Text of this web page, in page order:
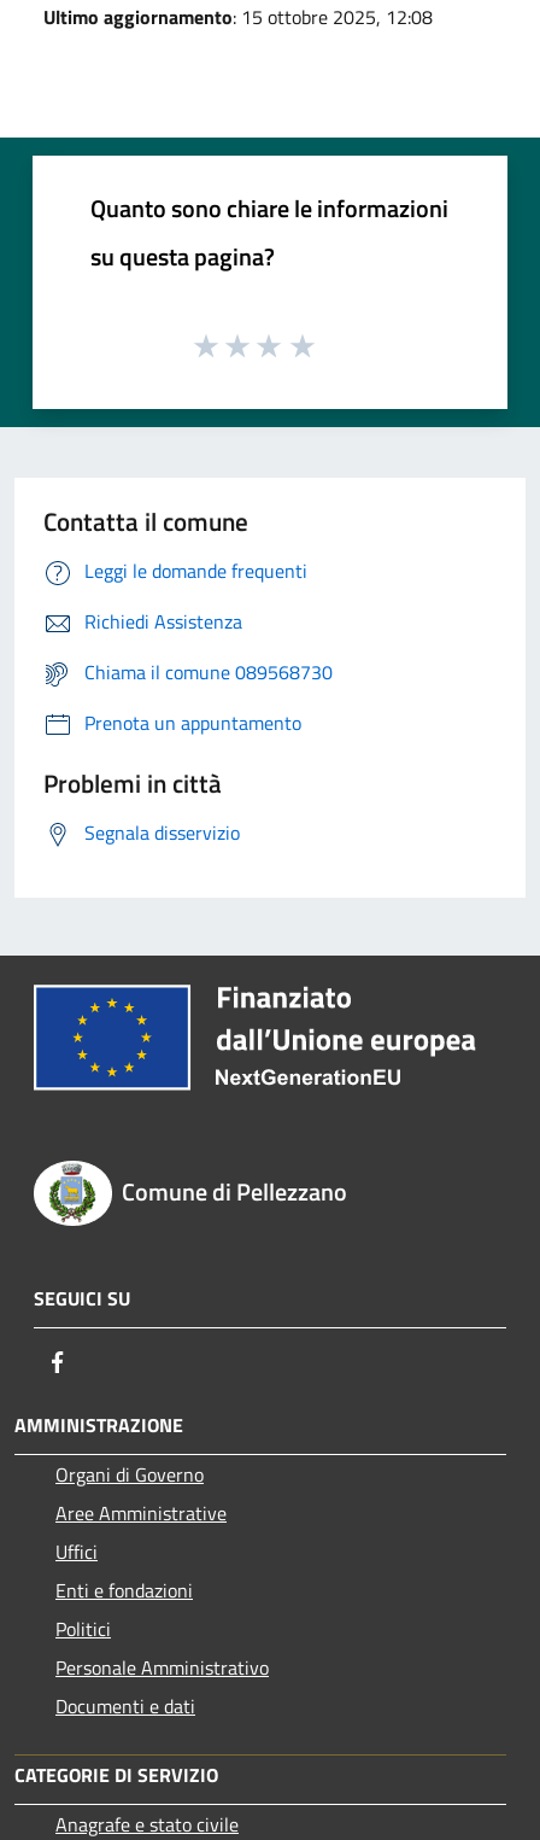
Ultimo aggiornamento: 15 ottobre 2025, 12:08
Quanto sono chiare le informazioni
su questa pagina?
Contatta il comune
Leggi le domande frequenti
Richiedi Assistenza
Chiama il comune 089568730
Prenota un appuntamento
Problemi in città
Segnala disservizio
Comune di Pellezzano
SEGUICI SU
AMMINISTRAZIONE
Organi di Governo
Aree Amministrative
Uffici
Enti e fondazioni
Politici
Personale Amministrativo
Documenti e dati
CATEGORIE DI SERVIZIO
Anagrafe e stato civile